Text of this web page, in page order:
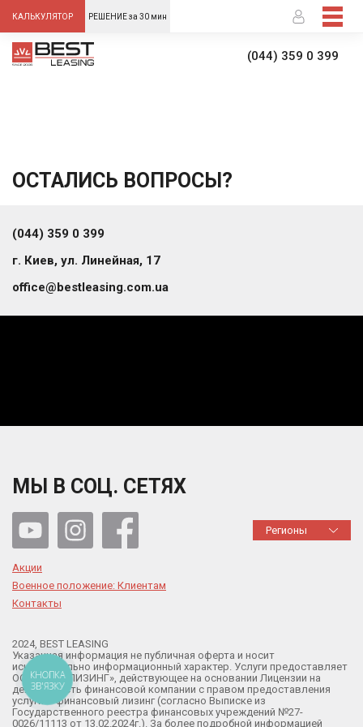
КАЛЬКУЛЯТОР РЕШЕНИЕ за 30 мин
(044) 359 0 399
ОСТАЛИСЬ ВОПРОСЫ?
(044) 359 0 399
г. Киев, ул. Линейная, 17
office@bestleasing.com.ua
МЫ В СОЦ. СЕТЯХ
Регионы
Акции
Военное положение: Клиентам
Контакты
2024, BEST LEASING
Указанная информация не публичная оферта и носит
исключительно информационный характер. Услуги предоставляет
ООО «БЕСТ ЛИЗИНГ», действующее на основании Лицензии на
деятельность финансовой компании с правом предоставления
услуги – финансовый лизинг (согласно Выписке из
Государственного реестра финансовых учреждений №27-
0026/11113 от 13.02.2024г.). За более подробной информацией
КНОПКА
ЗВ'ЯЗКУ